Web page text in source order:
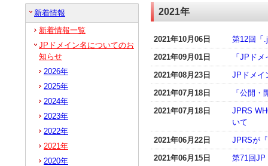
2021年
2021年10月06日
第12回「
2021年09月01日
「JPド
2021年08月23日
JPドメイ
2021年07月18日
「公開
2021年07月18日
JPRS
いて
2021年06月22日
JPRSが
2021年06月15日
第71回JP
新着情報
新着情報一覧
JPドメイン名についてのお
知らせ
2026年
2025年
2024年
2023年
2022年
2021年
2020年